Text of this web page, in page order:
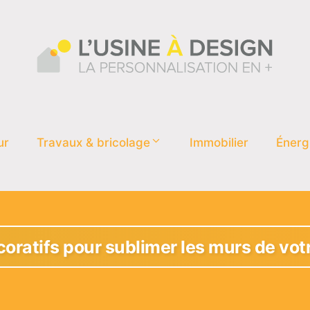
Travaux & bricolage Immobilier
pour sublimer les murs de